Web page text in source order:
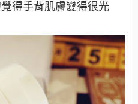
得手背肌膚變得很光